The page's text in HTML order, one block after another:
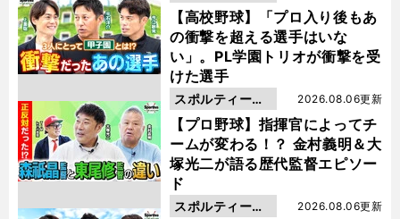
【高校野球】「プロ入り後もあ
の衝撃を超える選手はいな
い」。PL学園トリオが衝撃を受
けた選手
動画
【プロ野球】指揮官によってチ
ームが変わる！？ 金村義明＆大
塚光二が語る歴代監督エピソー
ド
2026.08.06更新
スポルティーバ
動画
2026.08.06更新
スポルティーバ